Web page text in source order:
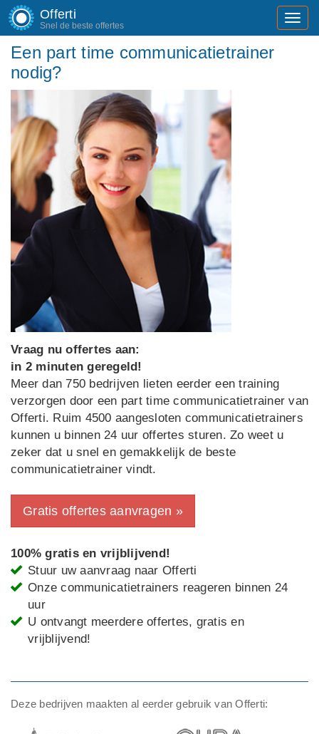
Offerti
Snel de beste offertes
Een part time communicatietrainer
nodig?
Vraag nu offertes aan:
in 2 minuten geregeld!
Meer dan 750 bedrijven lieten eerder een training
verzorgen door een part time communicatietrainer van
Offerti. Ruim 4500 aangesloten communicatietrainers
kunnen u binnen 24 uur offertes sturen. Zo weet u
zeker dat u snel en gemakkelijk de beste
communicatietrainer vindt.
Gratis offertes aanvragen »
100% gratis en vrijblijvend!
Stuur uw aanvraag naar Offerti
Onze communicatietrainers reageren binnen 24
uur
U ontvangt meerdere offertes, gratis en
vrijblijvend!
Deze bedrijven maakten al eerder gebruik van Offerti: